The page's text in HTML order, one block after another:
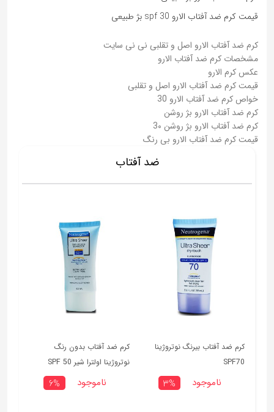
قیمت کرم ضد آفتاب الارو spf 30 بژ طبیعی
کرم ضد آفتاب الارو اصل و تقلبی نی نی سایت
مشخصات کرم ضد آفتاب الارو
عکس کرم الارو
قیمت کرم ضد آفتاب الارو اصل و تقلبی
خواص کرم ضد آفتاب الارو 30
کرم ضد آفتاب الارو بژ روشن
کرم ضد آفتاب الارو بژ روشن 3۰
قیمت کرم ضد آفتاب الارو بی رنگ
ضد آفتاب
کرم ضد آفتاب بیرنگ نوتروژینا
SPF70
3% ناموجود
کرم ضد آفتاب بدون رنگ
نوتروژینا اولترا شیر SPF 50
6% ناموجود